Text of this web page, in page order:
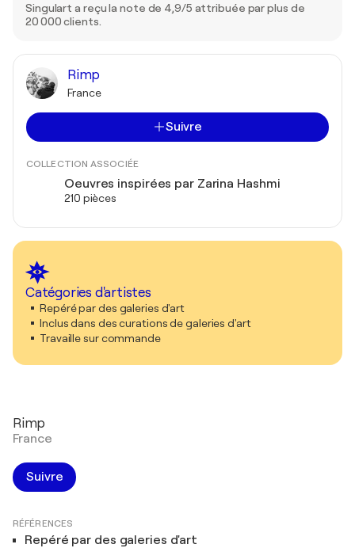
Singulart a reçu la note de 4,9/5 attribuée par plus de
20 000 clients.
Rimp
France
Suivre
COLLECTION ASSOCIÉE
Oeuvres inspirées par Zarina Hashmi
210 pièces
Catégories d'artistes
Repéré par des galeries d'art
Inclus dans des curations de galeries d'art
Travaille sur commande
Rimp
France
Suivre
RÉFÉRENCES
Repéré par des galeries d'art